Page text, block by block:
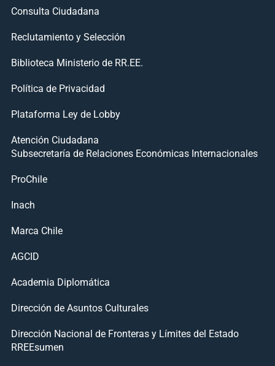
Consulta Ciudadana
Reclutamiento y Selección
Biblioteca Ministerio de RR.EE.
Política de Privacidad
Plataforma Ley de Lobby
Atención Ciudadana
Subsecretaría de Relaciones Económicas Internacionales
ProChile
Inach
Marca Chile
AGCID
Academia Diplomática
Dirección de Asuntos Culturales
Dirección Nacional de Fronteras y Límites del Estado
RREEsumen